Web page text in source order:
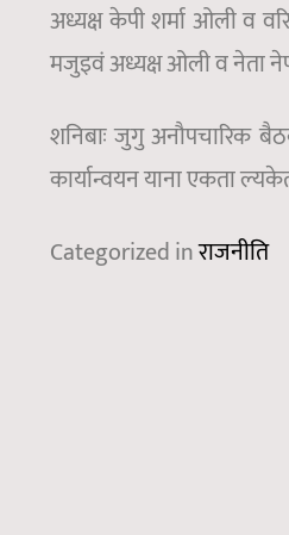
अध्यक्ष केपी शर्मा ओली व
मजुइवं अध्यक्ष ओली व नेता
शनिबाः जुगु अनौपचारिक
कार्यान्वयन याना एकता
Categorized inराजनीति